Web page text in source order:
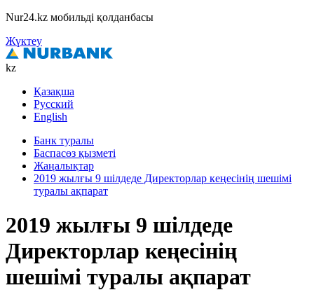
Nur24.kz мобильді қолданбасы
Жүктеу
kz
Қазақша
Русский
English
Банк туралы
Баспасөз қызметі
Жаңалықтар
2019 жылғы 9 шілдеде Директорлар кеңесінің шешімі
туралы ақпарат
2019 жылғы 9 шілдеде
Директорлар кеңесінің
шешімі туралы ақпарат